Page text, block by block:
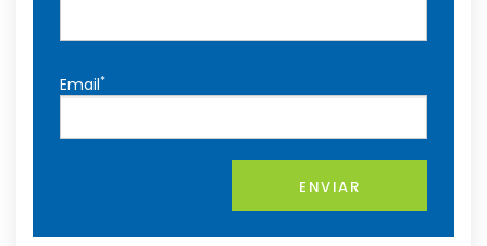
Email*
ENVIAR